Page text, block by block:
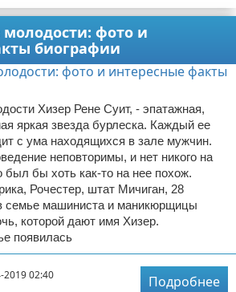
фото и
биографии
Хизер Рене Суит, - эпатажная,
яркая звезда бурлеска. Каждый ее
с ума находящихся в зале мужчин.
неповторимы, и нет никого на
был бы хоть как-то на нее похож.
Рочестер, штат Мичиган, 28
семье машиниста и маникюрщицы
которой дают имя Хизер.
появилась
2019 02:40
Подробнее